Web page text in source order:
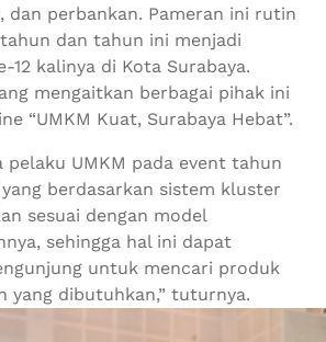
dan perbankan. Pameran ini rutin
dan tahun ini menjadi
12 kalinya di Kota Surabaya.
mengaitkan berbagai pihak ini
“UMKM Kuat, Surabaya Hebat”.
pelaku UMKM pada event tahun
berdasarkan sistem kluster
sesuai dengan model
sehingga hal ini dapat
untuk mencari produk
yang dibutuhkan,” tuturnya.